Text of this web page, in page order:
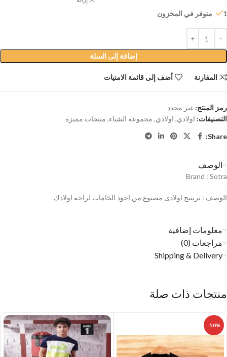
1 متوفر في المخزون
إضافة إلى السلة
المقارنة أضف إلى قائمة الامنيات
رمز المنتج: غير محدد
التصنيفات: اولادي, اولادي, مجموعه الشتاء, منتجات مميزة
Share:
الوصف
Brand : Sotra
الوصف : ترينيج اولادى مصنوع من اجود الخامات لراحه اولادك
معلومات إضافية
مراجعات (0)
Shipping & Delivery
منتجات ذات صلة
-50%